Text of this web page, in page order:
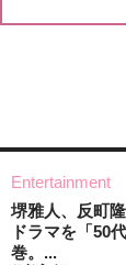
Entertainment
堺雅人、反町
ドラマを「50
巻。...